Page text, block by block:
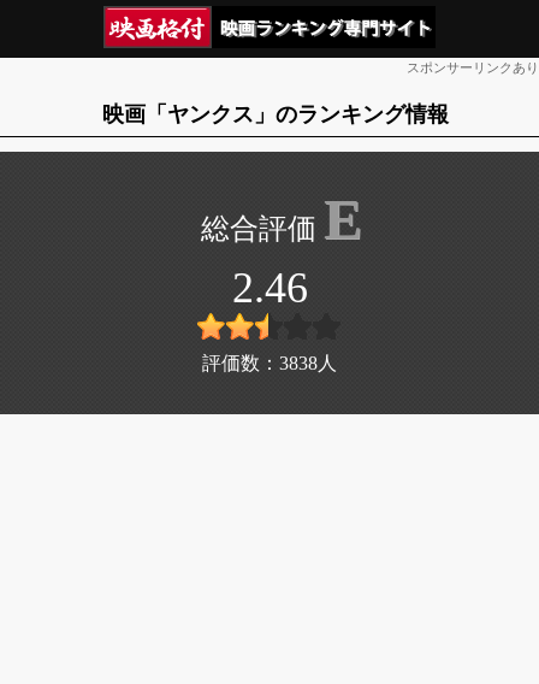
スポンサーリンクあり
映画「ヤンクス」のランキング情報
E
2.46
評価数： 3838 人